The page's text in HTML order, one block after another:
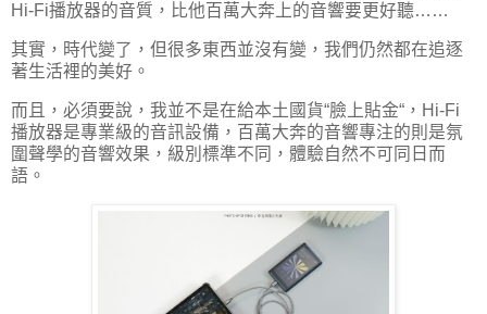
Hi-Fi播放器的音質，比他百萬大奔上的音響要更好聽……
其實，時代變了，但很多東西並沒有變，我們仍然都在追逐
著生活裡的美好。
而且，必須要說，我並不是在給本土國貨“臉上貼金“，Hi-Fi
播放器是專業級的音訊設備，百萬大奔的音響專注的則是氛
圍聲學的音響效果，級別標準不同，體驗自然不可同日而
語。